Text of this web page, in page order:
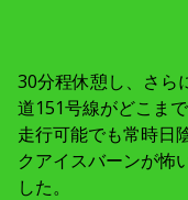
30分程休憩し、さら
道151号線がどこま
走行可能でも常時日
クアイスバーンが怖
した。